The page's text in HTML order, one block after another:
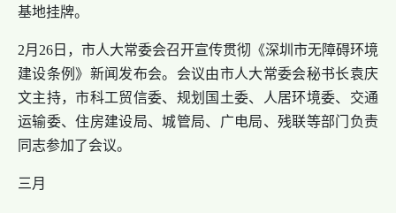
基地挂牌。
2月26日，市人大常委会召开宣传贯彻《深圳市无障碍环境
建设条例》新闻发布会。会议由市人大常委会秘书长袁庆
文主持，市科工贸信委、规划国土委、人居环境委、交通
运输委、住房建设局、城管局、广电局、残联等部门负责
同志参加了会议。
三月